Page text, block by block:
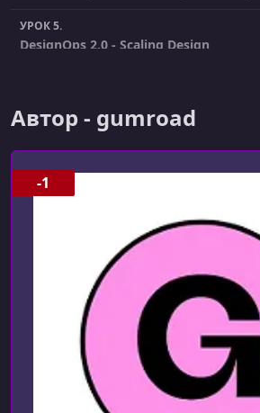
УРОК 5.
DesignOps 2.0 - Scaling Design
How to write award-winning
УРОК 8.
The Future of Design Tokens
Creating a Design Tokens Pipeline
From Design Systems to DesignOps
Автор - gumroad
-1